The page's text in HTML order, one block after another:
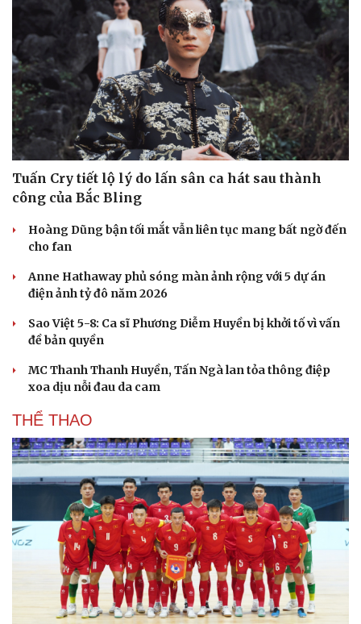
Tư vấn
check-in
Podcast
Hạt giống tâm hồn
Tuấn Cry tiết lộ lý do lấn sân ca hát sau thành
công của Bắc Bling
Hoàng Dũng bận tối mắt vẫn liên tục mang bất ngờ đến
cho fan
Anne Hathaway phủ sóng màn ảnh rộng với 5 dự án
điện ảnh tỷ đô năm 2026
Sao Việt 5-8: Ca sĩ Phương Diễm Huyền bị khởi tố vì vấn
đề bản quyền
MC Thanh Thanh Huyền, Tấn Ngà lan tỏa thông điệp
xoa dịu nỗi đau da cam
THỂ THAO